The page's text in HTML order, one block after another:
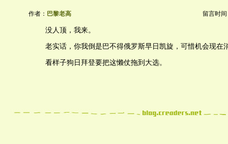
作者： 巴黎老高 留言时间
没人顶，我来。
老实话，你我倒是巴不得俄罗斯早日凯旋，可惜机会现在
看样子狗日拜登要把这懒仗拖到大选。